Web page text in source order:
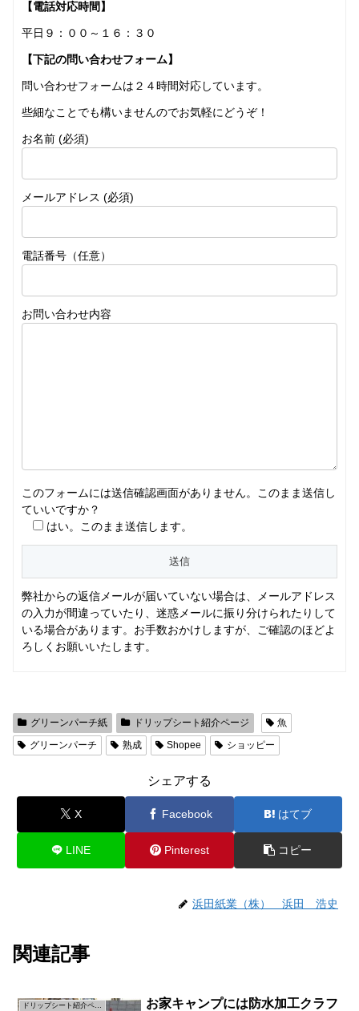
【電話対応時間】
平日９：００～１６：３０
【下記の問い合わせフォーム】
問い合わせフォームは２４時間対応しています。
些細なことでも構いませんのでお気軽にどうぞ！
お名前 (必須)
メールアドレス (必須)
電話番号（任意）
お問い合わせ内容
このフォームには送信確認画面がありません。このまま送信し
ていいですか？
はい。このまま送信します。
弊社からの返信メールが届いていない場合は、メールアドレス
の入力が間違っていたり、迷惑メールに振り分けられたりして
いる場合があります。お手数おかけしますが、ご確認のほどよ
ろしくお願いいたします。
グリーンパーチ紙 ドリップシート紹介ページ
魚
グリーンパーチ
熟成 Shopee ショッピー
シェアする
X Facebook はてブ
LINE Pinterest コピー
浜田紙業（株） 浜田 浩史
関連記事
お家キャンプには防水加工クラフ